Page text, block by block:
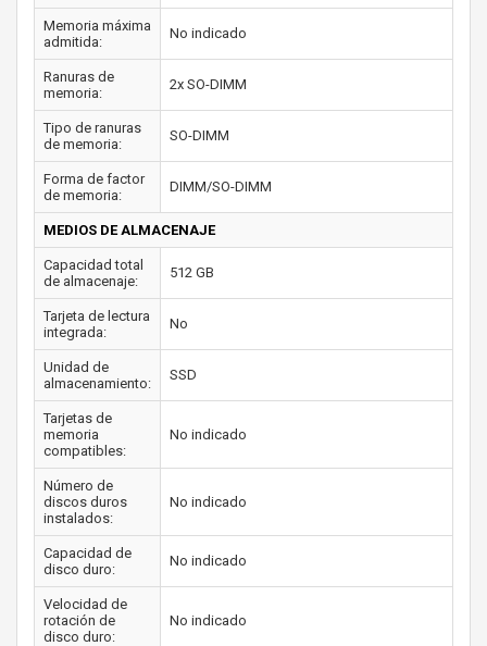
Memoria máxima
admitida:
No indicado
Ranuras de
memoria:
2x SO-DIMM
Tipo de ranuras
de memoria:
SO-DIMM
Forma de factor
de memoria:
DIMM/SO-DIMM
MEDIOS DE ALMACENAJE
Capacidad total
de almacenaje:
512 GB
Tarjeta de lectura
integrada:
No
Unidad de
almacenamiento:
SSD
Tarjetas de
memoria
compatibles:
No indicado
Número de
discos duros
instalados:
No indicado
Capacidad de
disco duro:
No indicado
Velocidad de
rotación de
disco duro:
No indicado